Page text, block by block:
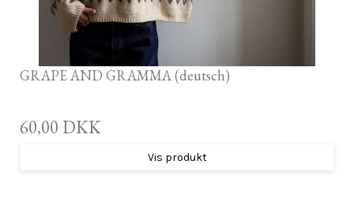
GRAPE AND GRAMMA (deutsch)
60,00 DKK
Vis produkt